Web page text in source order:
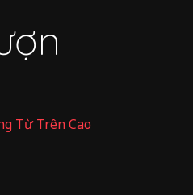
Từ Trên Cao